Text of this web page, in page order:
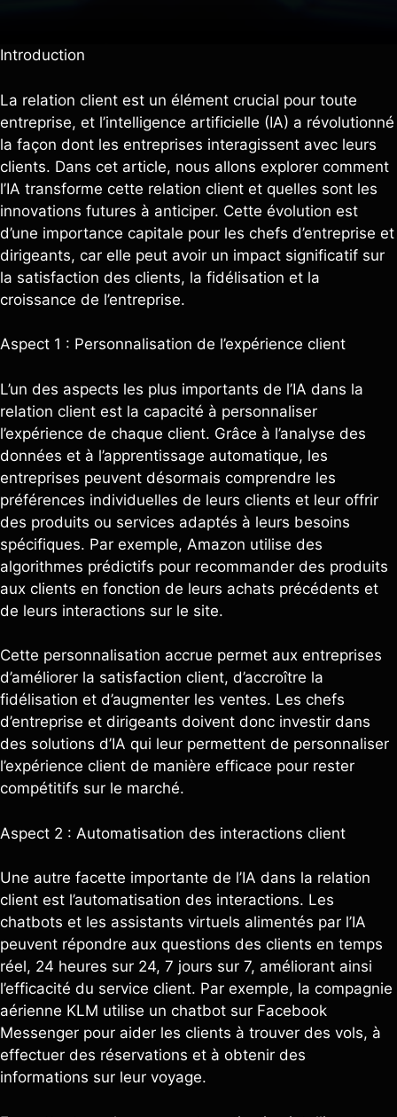
Introduction
La relation client est un élément crucial pour toute
entreprise, et l’intelligence artificielle (IA) a révolutionné
la façon dont les entreprises interagissent avec leurs
clients. Dans cet article, nous allons explorer comment
l’IA transforme cette relation client et quelles sont les
innovations futures à anticiper. Cette évolution est
d’une importance capitale pour les chefs d’entreprise et
dirigeants, car elle peut avoir un impact significatif sur
la satisfaction des clients, la fidélisation et la
croissance de l’entreprise.
Aspect 1 : Personnalisation de l’expérience client
L’un des aspects les plus importants de l’IA dans la
relation client est la capacité à personnaliser
l’expérience de chaque client. Grâce à l’analyse des
données et à l’apprentissage automatique, les
entreprises peuvent désormais comprendre les
préférences individuelles de leurs clients et leur offrir
des produits ou services adaptés à leurs besoins
spécifiques. Par exemple, Amazon utilise des
algorithmes prédictifs pour recommander des produits
aux clients en fonction de leurs achats précédents et
de leurs interactions sur le site.
Cette personnalisation accrue permet aux entreprises
d’améliorer la satisfaction client, d’accroître la
fidélisation et d’augmenter les ventes. Les chefs
d’entreprise et dirigeants doivent donc investir dans
des solutions d’IA qui leur permettent de personnaliser
l’expérience client de manière efficace pour rester
compétitifs sur le marché.
Aspect 2 : Automatisation des interactions client
Une autre facette importante de l’IA dans la relation
client est l’automatisation des interactions. Les
chatbots et les assistants virtuels alimentés par l’IA
peuvent répondre aux questions des clients en temps
réel, 24 heures sur 24, 7 jours sur 7, améliorant ainsi
l’efficacité du service client. Par exemple, la compagnie
aérienne KLM utilise un chatbot sur Facebook
Messenger pour aider les clients à trouver des vols, à
effectuer des réservations et à obtenir des
informations sur leur voyage.